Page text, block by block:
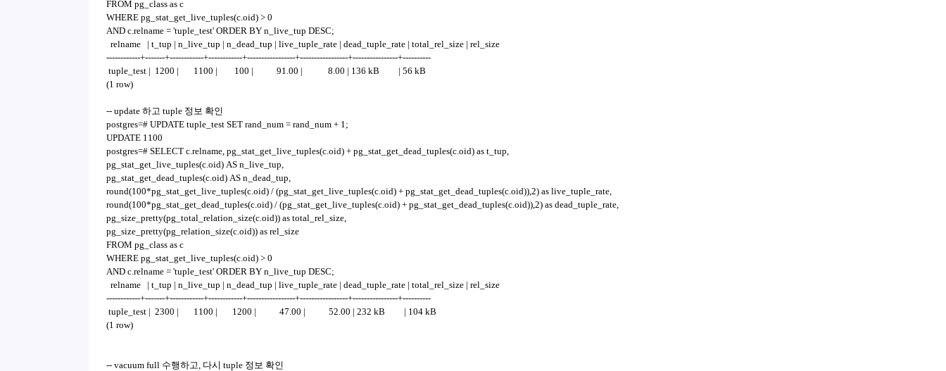
FROM pg_class as c
WHERE pg_stat_get_live_tuples(c.oid) > 0
AND c.relname = 'tuple_test' ORDER BY n_live_tup DESC;
relname | t_tup | n_live_tup | n_dead_tup | live_tuple_rate | dead_tuple_rate | total_rel_size | rel_size
------------+-------+------------+------------+-----------------+-----------------+----------------+----------
tuple_test | 1200 | 1100 | 100 | 91.00 | 8.00 | 136 kB | 56 kB
(1 row)
-- update 하고 tuple 정보 확인
postgres=# UPDATE tuple_test SET rand_num = rand_num + 1;
UPDATE 1100
postgres=# SELECT c.relname, pg_stat_get_live_tuples(c.oid) + pg_stat_get_dead_tuples(c.oid) as t_tup,
pg_stat_get_live_tuples(c.oid) AS n_live_tup,
pg_stat_get_dead_tuples(c.oid) AS n_dead_tup,
round(100*pg_stat_get_live_tuples(c.oid) / (pg_stat_get_live_tuples(c.oid) + pg_stat_get_dead_tuples(c.oid)),2) as live_tuple_rate,
round(100*pg_stat_get_dead_tuples(c.oid) / (pg_stat_get_live_tuples(c.oid) + pg_stat_get_dead_tuples(c.oid)),2) as dead_tuple_rate,
pg_size_pretty(pg_total_relation_size(c.oid)) as total_rel_size,
pg_size_pretty(pg_relation_size(c.oid)) as rel_size
FROM pg_class as c
WHERE pg_stat_get_live_tuples(c.oid) > 0
AND c.relname = 'tuple_test' ORDER BY n_live_tup DESC;
relname | t_tup | n_live_tup | n_dead_tup | live_tuple_rate | dead_tuple_rate | total_rel_size | rel_size
------------+-------+------------+------------+-----------------+-----------------+----------------+----------
tuple_test | 2300 | 1100 | 1200 | 47.00 | 52.00 | 232 kB | 104 kB
(1 row)
-- vacuum full 수행하고, 다시 tuple 정보 확인